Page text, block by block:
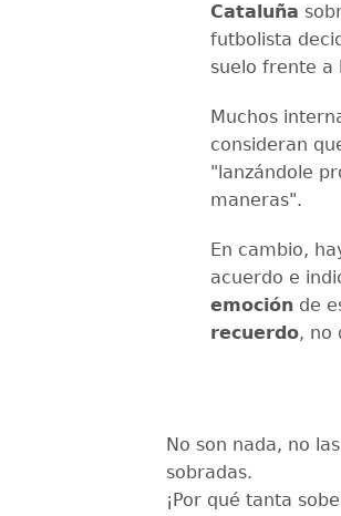
Cataluña
futbolista
suelo frente a
Muchos
consideran
"lanzándole
maneras".
En cambio,
acuerdo e
emoción de
recuerdo, no
No son nada, no
sobradas.
¡Por qué tanta